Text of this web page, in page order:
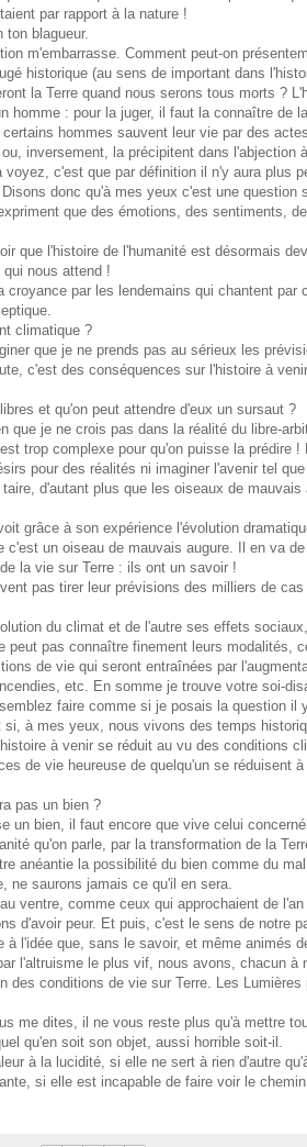
par rapport à la nature !
blagueur.
m'embarrasse. Comment peut-on
historique (au sens de important dans
la Terre quand nous serons tous morts ?
homme : pour la juger, il faut la connaître de la
hommes sauvent leur vie par des
inversement, la précipitent dans l'abjection
c'est que par définition il n'y aura plus
donc qu'à mes yeux c'est une question
que des émotions, des sentiments,
que l'histoire de l'humanité est désormais
nous attend !
croyance par les lendemains qui chantent par
climatique ?
que je ne prends pas au sérieux les
c'est des conséquences sur l'histoire à
et qu'on peut attendre d'eux un sursaut ?
que je ne crois pas dans la réalité du libre-
trop complexe pour qu'on puisse la prédire !
pour des réalités ni imaginer l'avenir tel
d'autant plus que les oiseaux de mauvais
grâce à son expérience l'évolution
c'est un oiseau de mauvais augure. Il en va
la vie sur Terre : ils ont un savoir !
pas tirer leur prévisions des milliers de cas
du climat et de l'autre ses effets sociaux,
peut pas connaître finement leurs modalités,
de vie qui seront entraînées par
etc. En somme je trouve votre soi-
faire comme si je posais la question il
à mes yeux, nous vivons des temps
à venir se réduit au vu des conditions
de vie heureuse de quelqu'un se réduisent à
pas un bien ?
un bien, il faut encore que vive celui
qu'on parle, par la transformation de la
anéantie la possibilité du bien comme du
ne saurons jamais ce qu'il en sera.
ventre, comme ceux qui approchaient de l'an
d'avoir peur. Et puis, c'est le sens de notre
à l'idée que, sans le savoir, et même animés
l'altruisme le plus vif, nous avons, chacun à
des conditions de vie sur Terre. Les Lumières
me dites, il ne vous reste plus qu'à mettre
qu'en soit son objet, aussi horrible soit-il.
à la lucidité, si elle ne sert à rien d'autre
si elle est incapable de faire voir le